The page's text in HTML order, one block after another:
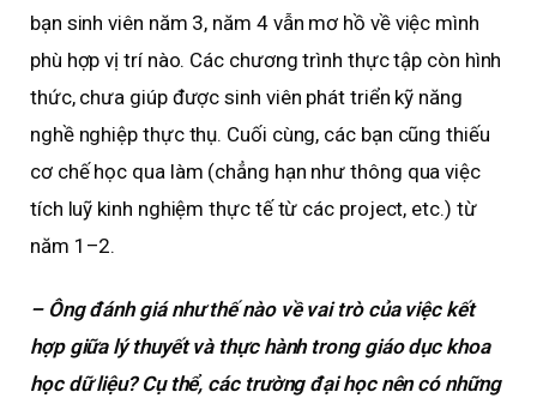
bạn sinh viên năm 3, năm 4 vẫn mơ hồ về việc mình
phù hợp vị trí nào. Các chương trình thực tập còn hình
thức, chưa giúp được sinh viên phát triển kỹ năng
nghề nghiệp thực thụ. Cuối cùng, các bạn cũng thiếu
cơ chế học qua làm (chẳng hạn như thông qua việc
tích luỹ kinh nghiệm thực tế từ các project, etc.) từ
năm 1–2.
– Ông đánh giá như thế nào về vai trò của việc kết
hợp giữa lý thuyết và thực hành trong giáo dục khoa
học dữ liệu? Cụ thể, các trường đại học nên có những